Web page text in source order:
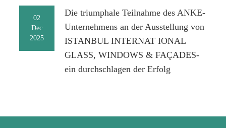
02
Dec
2025
Die triumphale Teilnahme des ANKE-
Unternehmens an der Ausstellung von
ISTANBUL INTERNAT IONAL
GLASS, WINDOWS & FAÇADES-
ein durchschlagen der Erfolg